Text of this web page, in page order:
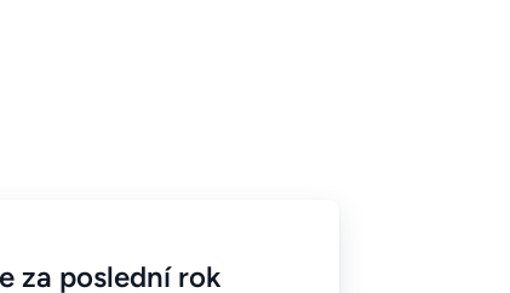
za poslední rok